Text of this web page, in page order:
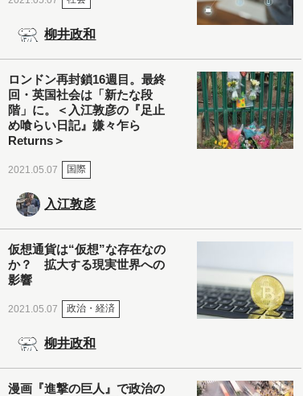
柳井政和
ロンドン再封鎖16週目。最終
回・英国社会は「新たな段
階」に。＜入江敦彦の『足止
め喰らい日記』嫌々乍ら
Returns＞
2021.05.07 国際
入江敦彦
仮想通貨は“仮想”な存在なの
か？ 拡大する現実世界への
影響
2021.05.07 政治・経済
柳井政和
漫画『進撃の巨人』で政治の